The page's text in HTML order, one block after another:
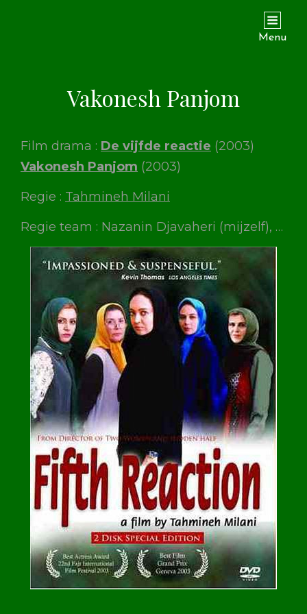
Menu
Vakonesh Panjom
Film drama : De vijfde reactie (2003)
Vakonesh Panjom (2003)
Regie : Tahmineh Milani
Regie team : Nazanin Djavaheri (mijzelf), …